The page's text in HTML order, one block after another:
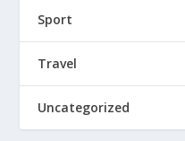
Sport
Travel
Uncategorized